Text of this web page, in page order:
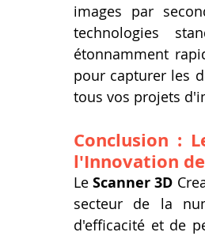
images par
technologies
étonnamment
pour capturer les
tous vos projets
Conclusion :
l'Innovation
Le Scanner 3D
secteur de la
d'efficacité et de